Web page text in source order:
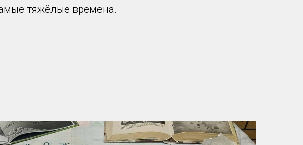
тяжёлые времена.